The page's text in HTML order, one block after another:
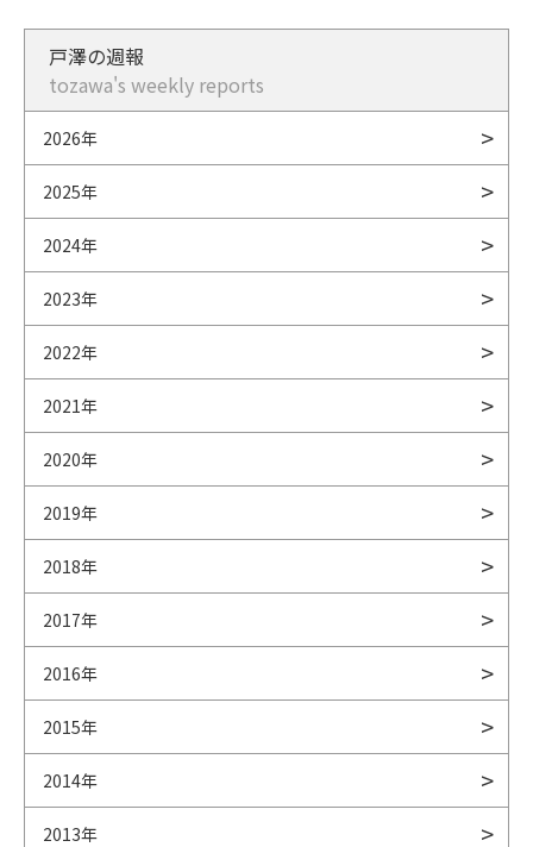
戸澤の週報
tozawa's weekly reports
2026年
2025年
2024年
2023年
2022年
2021年
2020年
2019年
2018年
2017年
2016年
2015年
2014年
2013年